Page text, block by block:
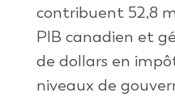
contribuent 52,8
PIB canadien et
de dollars en
niveaux de